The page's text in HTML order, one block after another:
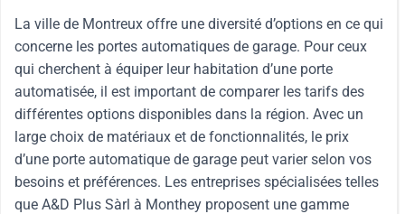
La ville de Montreux offre une diversité d’options en ce qui
concerne les portes automatiques de garage. Pour ceux
qui cherchent à équiper leur habitation d’une porte
automatisée, il est important de comparer les tarifs des
différentes options disponibles dans la région. Avec un
large choix de matériaux et de fonctionnalités, le prix
d’une porte automatique de garage peut varier selon vos
besoins et préférences. Les entreprises spécialisées telles
que A&D Plus Sàrl à Monthey proposent une gamme